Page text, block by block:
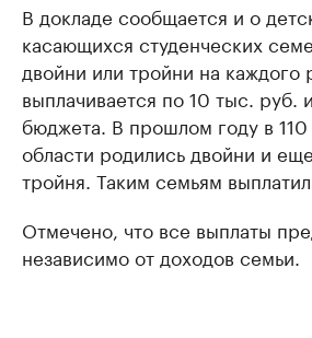
В докладе сообщается и о
касающихся студенческих
двойни или тройни на каждого
выплачивается по 10 тыс. руб.
бюджета. В прошлом году в
области родились двойни и
тройня. Таким семьям
Отмечено, что все выплаты
независимо от доходов семьи.